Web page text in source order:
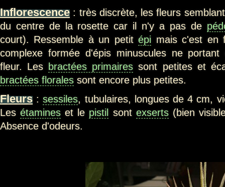
Inflorescence : très discrète, les fleurs
du centre de la rosette car il n'y a pas de
court). Ressemble à un petitépi mais c'est en
complexe formée d'épis minuscules ne portant
fleur. Les bractées primaires sont petites et
bractées florales sont encore plus petites.
Fleurs :sessiles, tubulaires, longues de 4 cm,
Lesétamines et le pistil sont exserts(bien
Absence d'odeurs.